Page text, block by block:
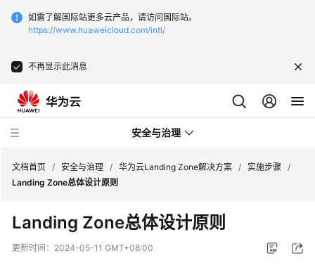
如需了解国际站更多云产品，请访问国际站。
https://www.huaweicloud.com/intl/
不再显示此消息
安全与治理
网
站
文档首页 / 安全与治理 / 华为云Landing Zone解决方案 / 实施步骤
/
Landing Zone总体设计原则
Landing Zone总体设计原则
更新时间： 2024-05-11 GMT+08:00